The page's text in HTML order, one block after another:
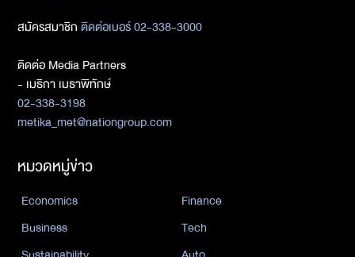
สมัครสมาชิกติดต่อเบอร์ 02-338-3000
ติดต่อ Media Partners
- เมธิกา เมธาพิทักษ์
02-338-3198
metika_met@nationgroup.com
หมวดหมู่ข่าว
Economics
Finance
Business
Tech